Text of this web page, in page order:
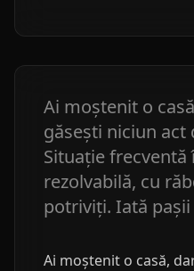
Ai moștenit o
găsești niciun act
Situație
rezolvabilă, cu
potriviți. Iată
Ai moștenit o casă,